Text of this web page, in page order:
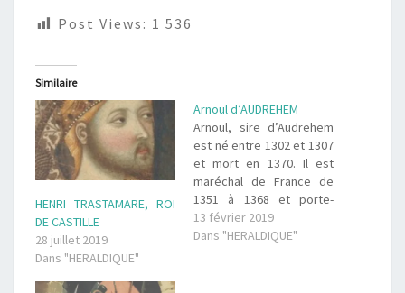
Post Views: 1 536
Similaire
HENRI TRASTAMARE, ROI
DE CASTILLE
28 juillet 2019
Dans "HERALDIQUE"
Arnoul d’AUDREHEM
Arnoul, sire d’Audrehem
est né entre 1302 et 1307
et mort en 1370. Il est
maréchal de France de
1351 à 1368 et porte-
oriflamme de France, de
1368 à 1370. C'est un
13 février 2019
Dans "HERALDIQUE"